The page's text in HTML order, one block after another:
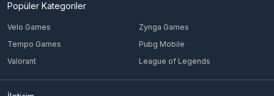
Popüler Kategoriler
Velo Games
Zynga Games
Tempo Games
Pubg Mobile
Valorant
League of Legends